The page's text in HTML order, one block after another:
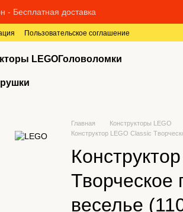
- Бесплатная доставка
Пользовательское соглашение
LEGOГоловоломки
Главная Конструкторы LEGO
Конструктор LEGO Classic
Творческое
веселье